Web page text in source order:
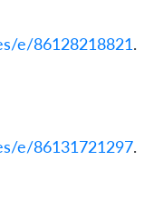
e/86128218821.
e/86131721297.